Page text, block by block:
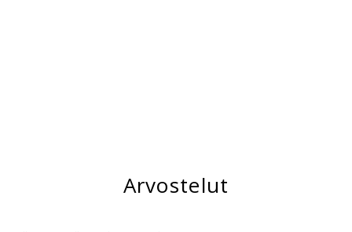
Arvostelut